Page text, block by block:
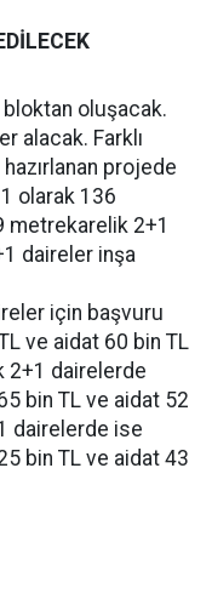
bloktan oluşacak.
alacak. Farklı
projede
olarak 136
metrekarelik 2+1
daireler inşa
için başvuru
ve aidat 60 bin TL
2+1 dairelerde
bin TL ve aidat 52
dairelerde ise
bin TL ve aidat 43